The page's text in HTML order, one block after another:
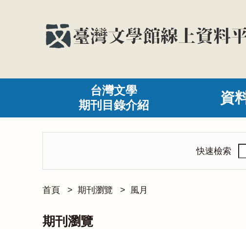
台灣文學
期刊目錄介紹
資
快速檢索
首頁 > 期刊瀏覽 > 風月
期刊瀏覽